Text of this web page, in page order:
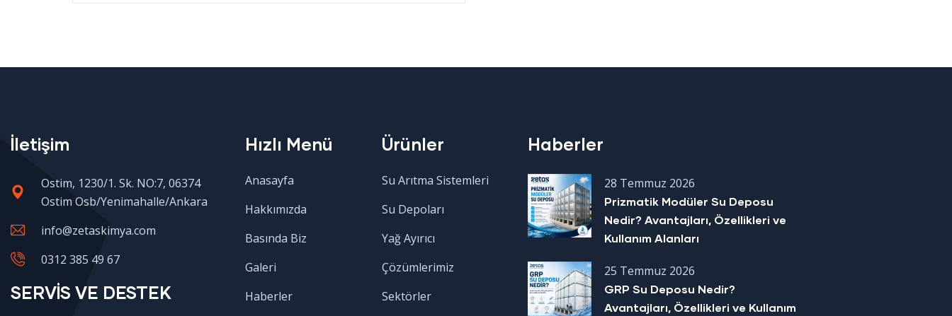
İletişim
Ostim, 1230/1. Sk. NO:7, 06374
Ostim Osb/Yenimahalle/Ankara
info@zetaskimya.com
0312 385 49 67
SERVİS VE DESTEK
Hızlı Menü
Anasayfa
Hakkımızda
Basında Biz
Galeri
Haberler
Ürünler
Su Arıtma Sistemleri
Su Depoları
Yağ Ayırıcı
Çözümlerimiz
Sektörler
Haberler
28 Temmuz 2026
Prizmatik Modüler Su Deposu
Nedir? Avantajları, Özellikleri ve
Kullanım Alanları
25 Temmuz 2026
GRP Su Deposu Nedir?
Avantajları, Özellikleri ve Kullanım